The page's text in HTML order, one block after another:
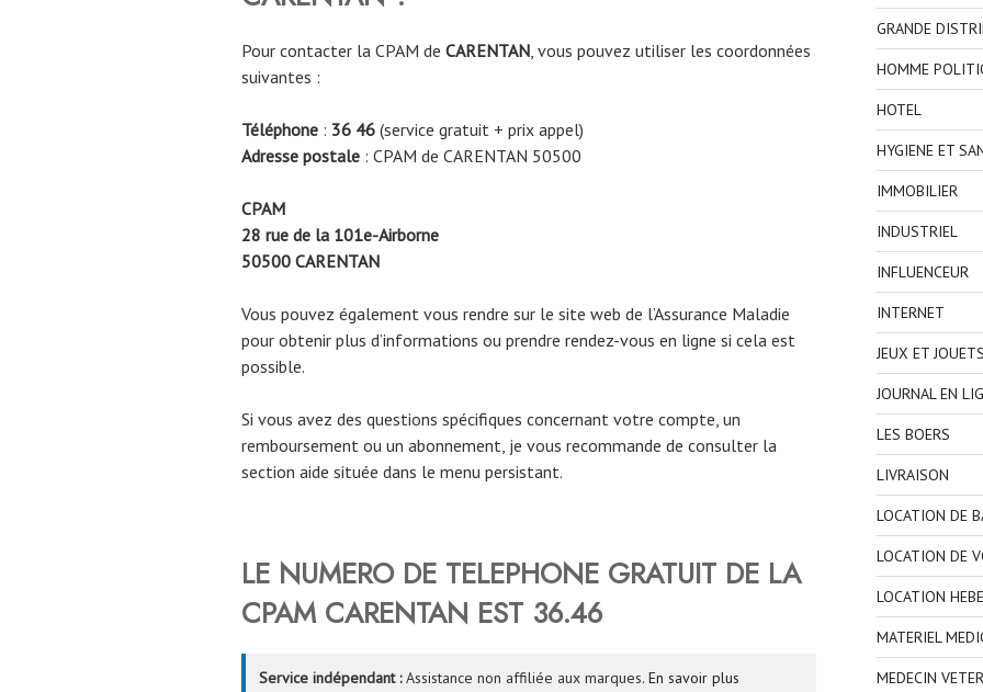
Pour contacter la CPAM de CARENTAN , vous pouvez utiliser les coordonnées
suivantes :
Téléphone : 36 46 (service gratuit + prix appel)
Adresse postale : CPAM de CARENTAN 50500
CPAM
28 rue de la 101e-Airborne
50500 CARENTAN
Vous pouvez également vous rendre sur le site web de l’Assurance Maladie
pour obtenir plus d’informations ou prendre rendez-vous en ligne si cela est
possible.
Si vous avez des questions spécifiques concernant votre compte, un
remboursement ou un abonnement, je vous recommande de consulter la
section aide située dans le menu persistant.
LE NUMERO DE TELEPHONE GRATUIT DE LA
CPAM CARENTAN EST 36.46
Service indépendant :Assistance non affiliée aux marques. En savoir plus
GRANDE
HOMME
HOTEL
HYGIENE ET
IMMOBILIER
INDUSTRIEL
INFLUENCEUR
INTERNET
JEUX ET JOUETS
JOURNAL EN
LES BOERS
LIVRAISON
LOCATION DE
LOCATION DE
LOCATION
MATERIEL
MEDECIN